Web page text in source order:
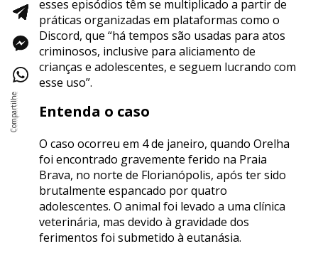
esses episódios têm se multiplicado a partir de
práticas organizadas em plataformas como o
Discord, que “há tempos são usadas para atos
criminosos, inclusive para aliciamento de
crianças e adolescentes, e seguem lucrando com
esse uso”.
Entenda o caso
O caso ocorreu em 4 de janeiro, quando Orelha
foi encontrado gravemente ferido na Praia
Brava, no norte de Florianópolis, após ter sido
brutalmente espancado por quatro
adolescentes. O animal foi levado a uma clínica
veterinária, mas devido à gravidade dos
ferimentos foi submetido à eutanásia.